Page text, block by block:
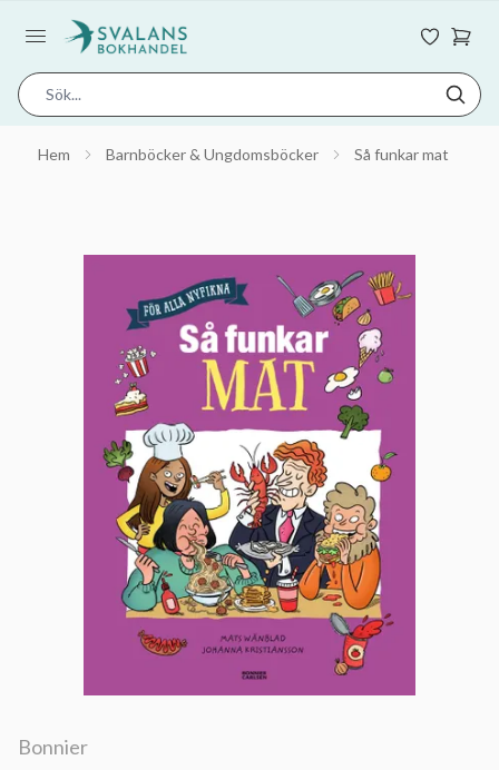
Hem Barnböcker & Ungdomsböcker Så funkar mat
Bonnier